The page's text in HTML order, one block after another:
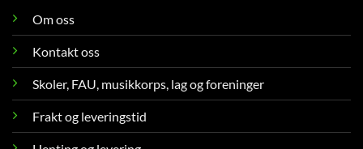
Om oss
Kontakt oss
Skoler, FAU, musikkorps, lag og foreninger
Frakt og leveringstid